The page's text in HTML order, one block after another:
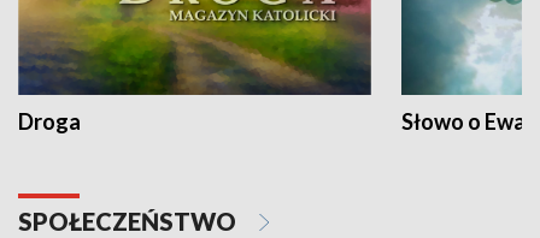
Droga Słowo o
SPOŁECZEŃSTWO